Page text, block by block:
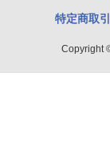
特定商取
Copyright